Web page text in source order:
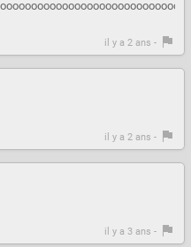
il y a 2 ans -
il y a 2 ans -
il y a 3 ans -